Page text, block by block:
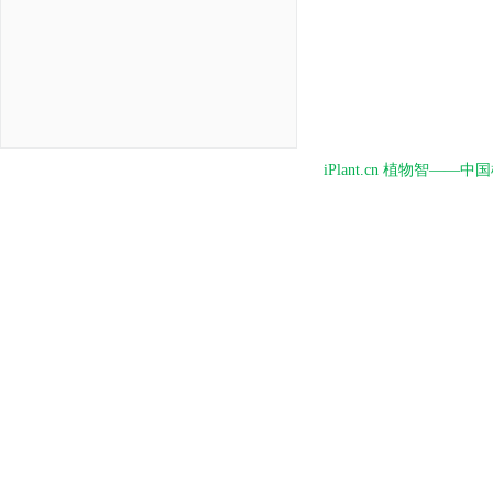
iPlant.cn 植物智——中国